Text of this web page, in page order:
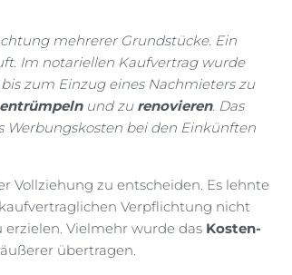
mehrerer Grundstücke. Ein
Im notariellen Kaufvertrag wurde
zum Einzug eines Nachmieters zu
entrümpelnund zu renovieren. Das
Werbungskosten bei den Einkünften
Vollziehung zu entscheiden. Es lehnte
Verpflichtung nicht
Vielmehr wurde das Kosten-
übertragen.